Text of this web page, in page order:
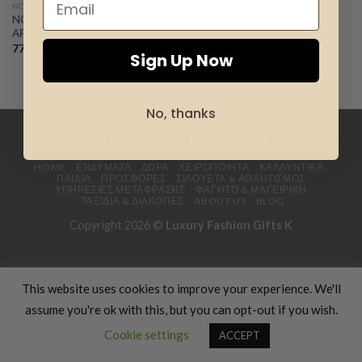
wishlist
NO BOUNDS
NO BOUNDS – ΑΝΔΡΙΚΟ
ΑΡΩΜΑ
77.00
HOME ΕΝΔΎΜΑΤΑ ΔΏΡΑ ΧΕΙΡΟΠΟΊΗΤΑ
ΚΑΛΛΥΝΤΙΚΆ
ΠΑΙΔΙΆ
ΠΡΟΣΦΟΡΈΣ
ΣΙΛΟΥΈΤΑ & ΑΘΛΗΤΙΣΜΌΣ
ΥΠΗΡΕΣΊΕΣ ΜΕΤΆΦΡΑΣΗΣ
ΦΑΓΗΤΌ & ΜΑΓΕΙΡΙΚΉ
ΤΑΞΊΔΙΑ & ΔΙΑΚΟΠΈΣ
ABOUT US BLOG
Copyright 2026 © Luxury Fashion Gifts K
This website uses cookies to improve your experience. We'll
assume you're ok with this, but you can opt-out if you wish.
Cookie settings
ACCEPT
Contact us
Sign Up Now
No, thanks